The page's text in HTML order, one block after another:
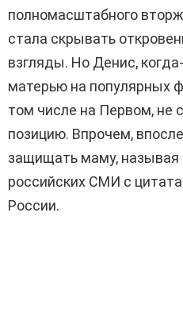
полномасштабного
стала скрывать
взгляды. Но Денис,
матерью на популярных
том числе на Первом, не
позицию. Впрочем,
защищать маму, называя
российских СМИ с
России.